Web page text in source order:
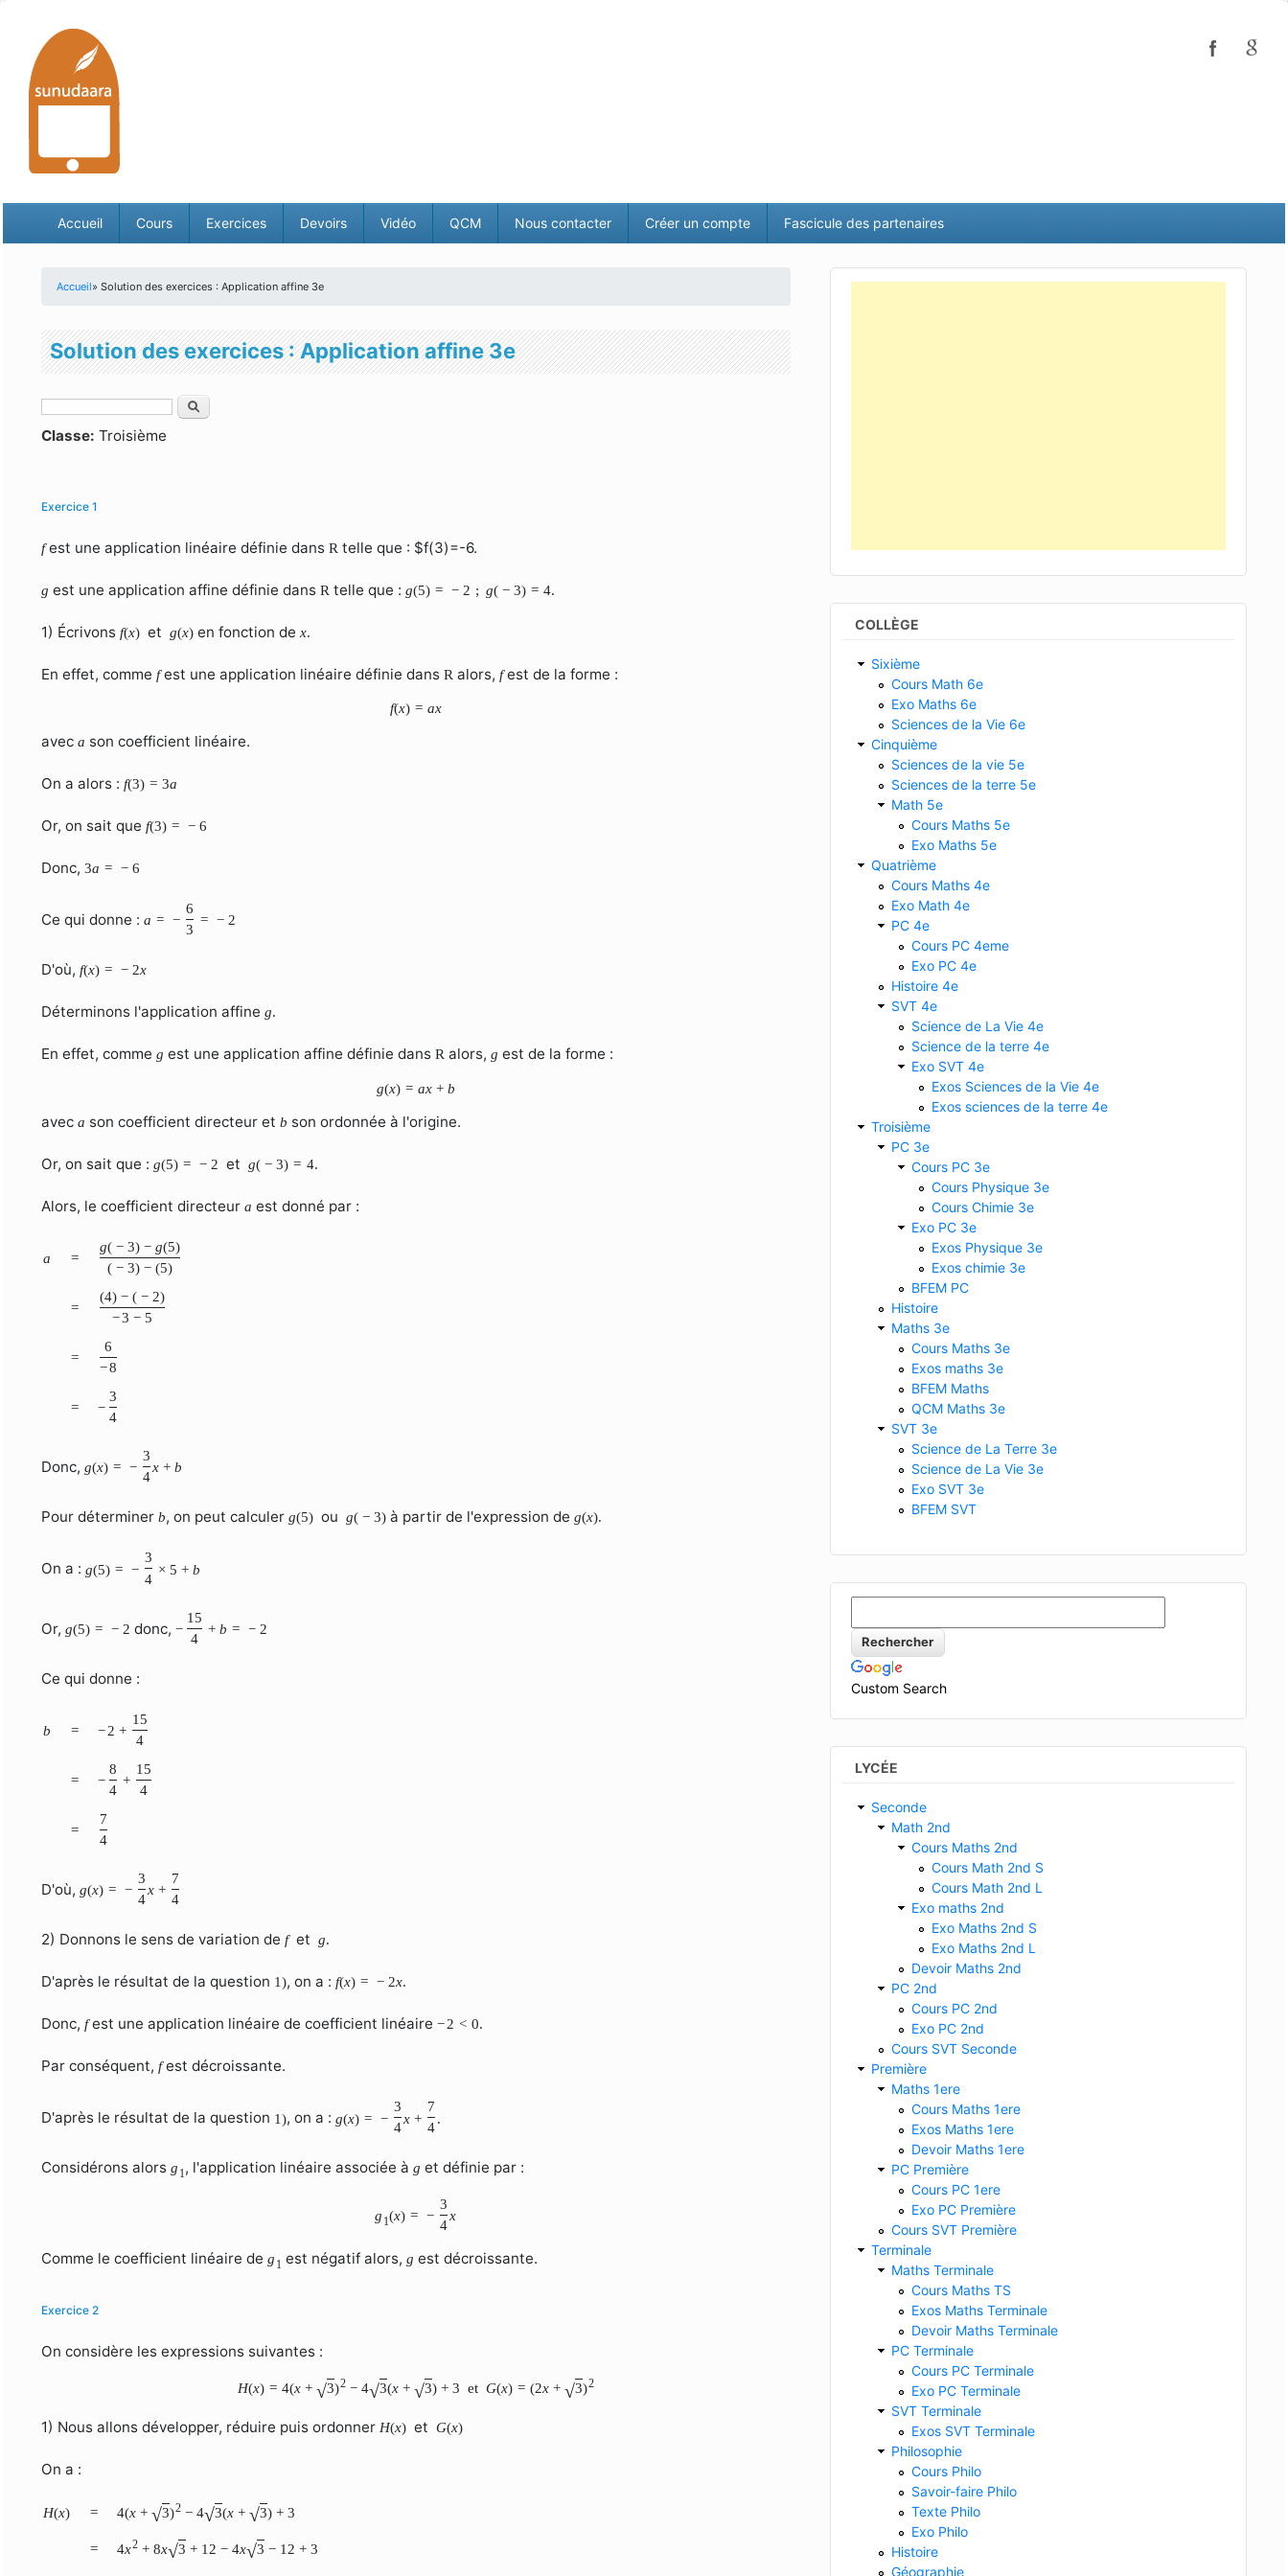
Accueil Cours Exercices Devoirs Vidéo QCM Nous contacter Créer un compte Fascicule des partenaires
Accueil» Solution des exercices : Application affine 3e
Solution des exercices : Application affine 3e
Formulaire de recherche
Rechercher
Classe:Troisième
Exercice 1
fest une application linéaire définie dansR telle que : $f(3)=-6.
g est une application affine définie dansR telle que :g(5) = − 2 ; g( − 3) = 4.
1) Écrivonsf(x) et g(x) en fonction dex.
En effet, commefest une application linéaire définie dansR alors,fest de la forme :
f(x) = ax
aveca son coefficient linéaire.
On a alors :f(3) = 3a
Or, on sait quef(3) = − 6
Donc,3a = − 6
Ce qui donne :a = −
6
3
= − 2
D'où,f(x) = − 2x
Déterminons l'application affineg.
En effet, commeg est une application affine définie dansR alors,g est de la forme :
g(x) = ax + b
aveca son coefficient directeur etb son ordonnée à l'origine.
Or, on sait que :g(5) = − 2 et g( − 3) = 4.
Alors, le coefficient directeura est donné par :
a =
g( − 3) − g(5)
( − 3) − (5)
=
(4) − ( − 2)
−3 − 5
=
6
−8
= −
3
4
Donc,g(x) = −
3
4
x + b
Pour déterminerb, on peut calculerg(5) ou g( − 3) à partir de l'expression deg(x).
On a :g(5) = −
3
4
× 5 + b
Or,g(5) = − 2 donc,−
15
4
+ b = − 2
Ce qui donne :
b = −2 +
15
4
= −
8
4
+
15
4
=
7
4
D'où,g(x) = −
3
4
x +
7
4
2) Donnons le sens de variation def et g.
D'après le résultat de la question 1), on a :f(x) = − 2x.
Donc,fest une application linéaire de coefficient linéaire−2 < 0.
Par conséquent,fest décroissante.
D'après le résultat de la question 1), on a :g(x) = −
3
4
x +
7
4
.
Considérons alorsg 1, l'application linéaire associée à g et définie par :
g 1(x) = −
3
4
x
Comme le coefficient linéaire deg 1 est négatif alors, g est décroissante.
Exercice 2
On considère les expressions suivantes :
H(x) = 4(x + √3)2 − 4√3(x + √3) + 3 et G(x) = (2x + √3)2
1) Nous allons développer, réduire puis ordonner H(x) et G(x)
On a :
H(x) = 4(x + √3)2 − 4√3(x + √3) + 3
= 4x2 + 8x√3 + 12 − 4x√3 − 12 + 3
COLLÈGE
Sixième
Cours Math 6e
Exo Maths 6e
Sciences de la Vie 6e
Cinquième
Sciences de la vie 5e
Sciences de la terre 5e
Math 5e
Cours Maths 5e
Exo Maths 5e
Quatrième
Cours Maths 4e
Exo Math 4e
PC 4e
Cours PC 4eme
Exo PC 4e
Histoire 4e
SVT 4e
Science de La Vie 4e
Science de la terre 4e
Exo SVT 4e
Exos Sciences de la Vie 4e
Exos sciences de la terre 4e
Troisième
PC 3e
Cours PC 3e
Cours Physique 3e
Cours Chimie 3e
Exo PC 3e
Exos Physique 3e
Exos chimie 3e
BFEM PC
Histoire
Maths 3e
Cours Maths 3e
Exos maths 3e
BFEM Maths
QCM Maths 3e
SVT 3e
Science de La Terre 3e
Science de La Vie 3e
Exo SVT 3e
BFEM SVT
Custom Search
LYCÉE
Seconde
Math 2nd
Cours Maths 2nd
Cours Math 2nd S
Cours Math 2nd L
Exo maths 2nd
Exo Maths 2nd S
Exo Maths 2nd L
Devoir Maths 2nd
PC 2nd
Cours PC 2nd
Exo PC 2nd
Cours SVT Seconde
Première
Maths 1ere
Cours Maths 1ere
Exos Maths 1ere
Devoir Maths 1ere
PC Première
Cours PC 1ere
Exo PC Première
Cours SVT Première
Terminale
Maths Terminale
Cours Maths TS
Exos Maths Terminale
Devoir Maths Terminale
PC Terminale
Cours PC Terminale
Exo PC Terminale
SVT Terminale
Exos SVT Terminale
Philosophie
Cours Philo
Savoir-faire Philo
Texte Philo
Exo Philo
Histoire
Géographie